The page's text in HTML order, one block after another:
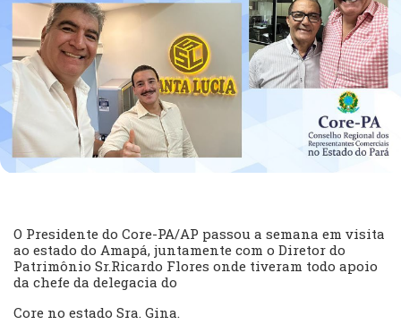
O Presidente do Core-PA/AP passou a semana em visita
ao estado do Amapá, juntamente com o Diretor do
Patrimônio Sr.Ricardo Flores onde tiveram todo apoio
da chefe da delegacia do
Core no estado Sra. Gina.